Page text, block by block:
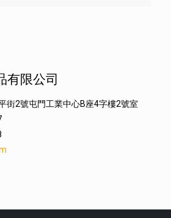
有限公司
街2號屯門工業中心B座4字樓2號室